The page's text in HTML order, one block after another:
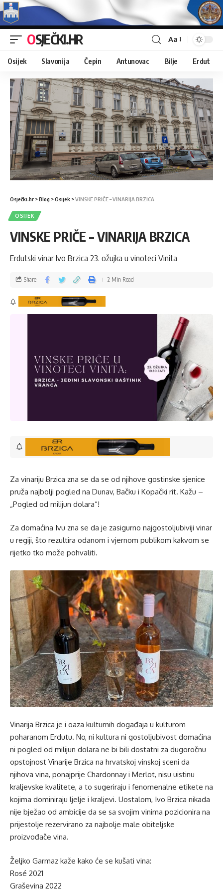
OSJEČKI.HR Aa
Osijek Slavonija Čepin Antunovac Bilje Erdut
Osječki.hr >Blog >Osijek >VINSKE PRIČE – VINARIJA BRZICA
OSIJEK
VINSKE PRIČE – VINARIJA BRZICA
Erdutski vinar Ivo Brzica 23. ožujka u vinoteci Vinita
Share 2 Min Read
Za vinariju Brzica zna se da se od njihove gostinske sjenice
pruža najbolji pogled na Dunav, Bačku i Kopački rit. Kažu –
„Pogled od milijun dolara“!
Za domaćina Ivu zna se da je zasigurno najgostoljubiviji vinar
u regiji, što rezultira odanom i vjernom publikom kakvom se
rijetko tko može pohvaliti.
Vinarija Brzica je i oaza kulturnih događaja u kulturom
poharanom Erdutu. No, ni kultura ni gostoljubivost domaćina
ni pogled od milijun dolara ne bi bili dostatni za dugoročnu
opstojnost Vinarije Brzica na hrvatskoj vinskoj sceni da
njihova vina, ponajprije Chardonnay i Merlot, nisu uistinu
kraljevske kvalitete, a to sugeriraju i fenomenalne etikete na
kojima dominiraju ljelje i kraljevi. Uostalom, Ivo Brzica nikada
nije bježao od ambicije da se sa svojim vinima pozicionira na
prijestolje rezervirano za najbolje male obiteljske
proizvođače vina.
Željko Garmaz kaže kako će se kušati vina:
Rosé 2021
Graševina 2022